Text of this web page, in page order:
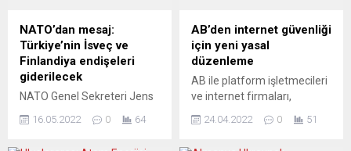
NATO’dan mesaj:
Türkiye’nin İsveç ve
Finlandiya endişeleri
giderilecek
NATO Genel Sekreteri Jens
(İsveç ve Finlandiya’nın
16.05.2022 0 64
AB’den internet güvenliği
için yeni yasal
düzenleme
AB ile platform işletmecileri
ve internet firmaları,
internet öngören yasal
24.04.2022 0 51